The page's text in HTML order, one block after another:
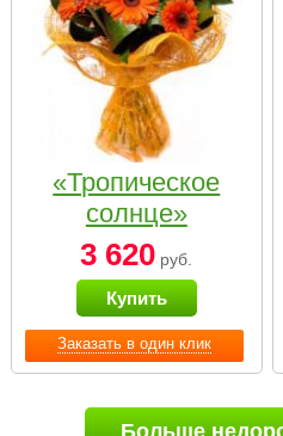
Заказать в один клик
«Тропическое
солнце»
3 620 руб.
Купить